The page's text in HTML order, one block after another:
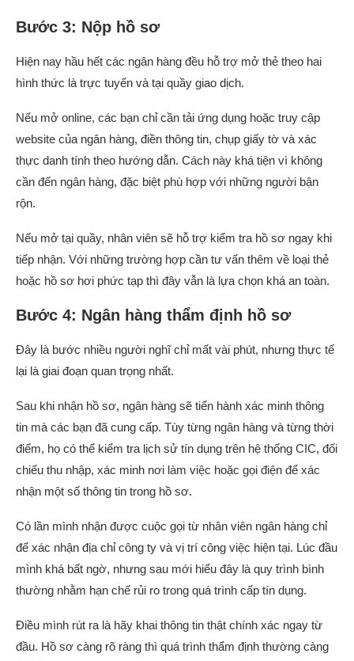
Bước 3: Nộp hồ sơ
Hiện nay hầu hết các ngân hàng đều hỗ trợ mở thẻ theo hai
hình thức là trực tuyến và tại quầy giao dịch.
Nếu mở online, các bạn chỉ cần tải ứng dụng hoặc truy cập
website của ngân hàng, điền thông tin, chụp giấy tờ và xác
thực danh tính theo hướng dẫn. Cách này khá tiện vì không
cần đến ngân hàng, đặc biệt phù hợp với những người bận
rộn.
Nếu mở tại quầy, nhân viên sẽ hỗ trợ kiểm tra hồ sơ ngay khi
tiếp nhận. Với những trường hợp cần tư vấn thêm về loại thẻ
hoặc hồ sơ hơi phức tạp thì đây vẫn là lựa chọn khá an toàn.
Bước 4: Ngân hàng thẩm định hồ sơ
Đây là bước nhiều người nghĩ chỉ mất vài phút, nhưng thực tế
lại là giai đoạn quan trọng nhất.
Sau khi nhận hồ sơ, ngân hàng sẽ tiến hành xác minh thông
tin mà các bạn đã cung cấp. Tùy từng ngân hàng và từng thời
điểm, họ có thể kiểm tra lịch sử tín dụng trên hệ thống CIC, đối
chiếu thu nhập, xác minh nơi làm việc hoặc gọi điện để xác
nhận một số thông tin trong hồ sơ.
Có lần mình nhận được cuộc gọi từ nhân viên ngân hàng chỉ
để xác nhận địa chỉ công ty và vị trí công việc hiện tại. Lúc đầu
mình khá bất ngờ, nhưng sau mới hiểu đây là quy trình bình
thường nhằm hạn chế rủi ro trong quá trình cấp tín dụng.
Điều mình rút ra là hãy khai thông tin thật chính xác ngay từ
đầu. Hồ sơ càng rõ ràng thì quá trình thẩm định thường càng